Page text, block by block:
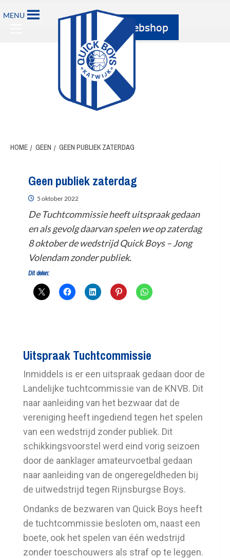
MENU
HOME GEEN GEEN PUBLIEK ZATERDAG
Geen publiek zaterdag
5 oktober 2022
De Tuchtcommissie heeft uitspraak gedaan
en als gevolg daarvan spelen we op zaterdag
8 oktober de wedstrijd Quick Boys – Jong
Volendam zonder publiek.
Dit delen:
Uitspraak Tuchtcommissie
Inmiddels is er een uitspraak gedaan door de
Landelijke tuchtcommissie van de KNVB. Dit
naar aanleiding van het bezwaar dat de
vereniging heeft ingediend tegen het spelen
van een wedstrijd zonder publiek. Dit
schikkingsvoorstel werd eind vorig seizoen
door de aanklager amateurvoetbal gedaan
naar aanleiding van de ongeregeldheden bij
de uitwedstrijd tegen Rijnsburgse Boys.
Ondanks de bezwaren van Quick Boys heeft
de tuchtcommissie besloten om, naast een
boete, ook het spelen van één wedstrijd
zonder toeschouwers als straf op te leggen.